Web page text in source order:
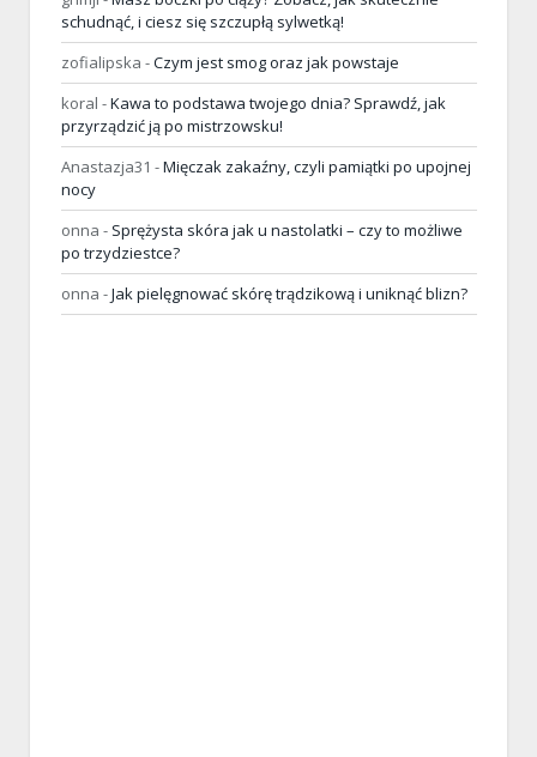
schudnąć, i ciesz się szczupłą sylwetką!
zofialipska -Czym jest smog oraz jak powstaje
koral -Kawa to podstawa twojego dnia? Sprawdź, jak
przyrządzić ją po mistrzowsku!
Anastazja31 -Mięczak zakaźny, czyli pamiątki po upojnej
nocy
onna - Sprężysta skóra jak u nastolatki – czy to możliwe
po trzydziestce?
onna -Jak pielęgnować skórę trądzikową i uniknąć blizn?